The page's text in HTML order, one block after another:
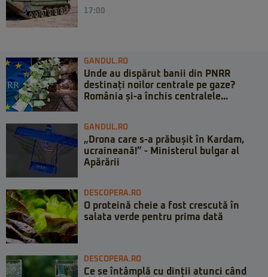
17:00
GANDUL.RO
Unde au dispărut banii din PNRR
destinați noilor centrale pe gaze?
România și-a închis centralele...
GANDUL.RO
„Drona care s-a prăbușit în Kardam,
ucraineană!” - Ministerul bulgar al
Apărării
DESCOPERA.RO
O proteină cheie a fost crescută în
salata verde pentru prima dată
DESCOPERA.RO
Ce se întâmplă cu dinții atunci când